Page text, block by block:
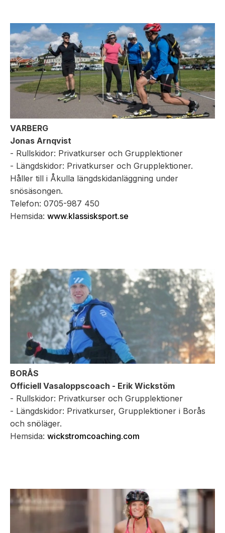
VARBERG
Jonas Arnqvist
- Rullskidor: Privatkurser och Grupplektioner
- Längdskidor: Privatkurser och Grupplektioner.
Håller till i Åkulla längdskidanläggning under
snösäsongen.
Telefon: 0705-987 450
Hemsida: www.klassisksport.se
BORÅS
Officiell Vasaloppscoach - Erik Wickstöm
- Rullskidor: Privatkurser och Grupplektioner
- Längdskidor: Privatkurser, Grupplektioner i Borås
och snöläger.
Hemsida: wickstromcoaching.com